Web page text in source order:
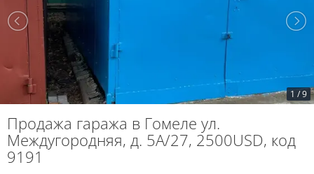
1 /9
Продажа гаража в Гомеле ул.
Междугородняя, д. 5А/27, 2500USD, код
9191